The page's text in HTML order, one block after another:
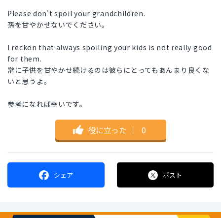
Please don't spoil your grandchildren.
孫を甘やかせないでください。
I reckon that always spoiling your kids is not really good
for them.
常に子供を甘やかせ続けるのは彼らにとってもあんまり良くな
いと思うよ。
参考になれば幸いです。
役に立った ｜ 0
シェア ポスト